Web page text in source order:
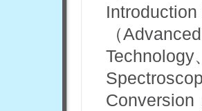
（
Technology
Conversion